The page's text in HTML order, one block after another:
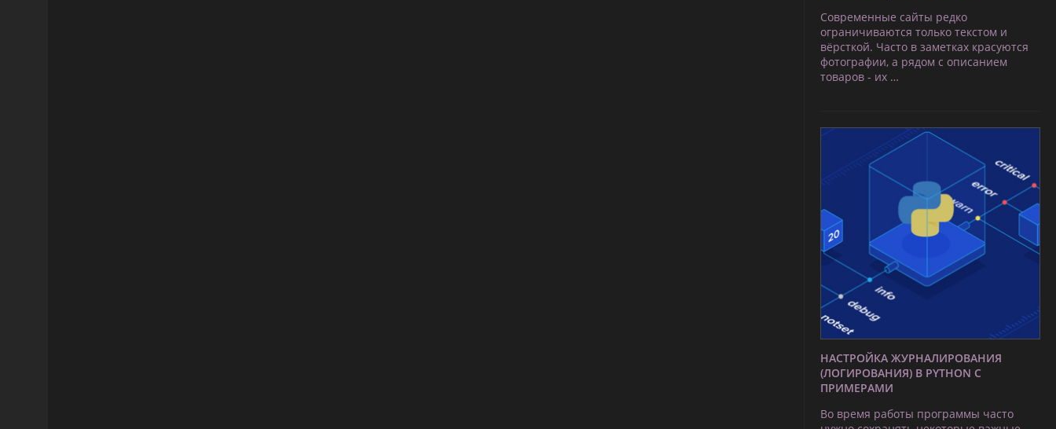
Современные сайты редко
ограничиваются только текстом и
вёрсткой. Часто в заметках красуются
фотографии, а рядом с описанием
товаров - их …
НАСТРОЙКА ЖУРНАЛИРОВАНИЯ
(ЛОГИРОВАНИЯ) В PYTHON С
ПРИМЕРАМИ
Во время работы программы часто